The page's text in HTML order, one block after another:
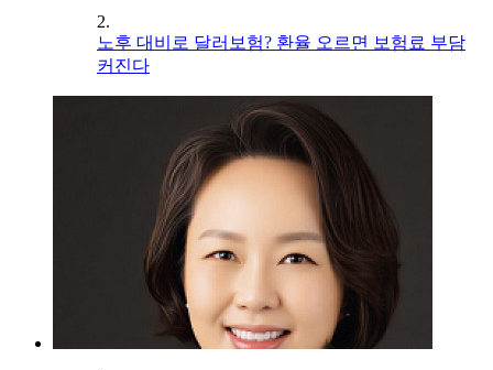
2.
노후 대비로 달러보험? 환율 오르면 보험료 부담
커진다